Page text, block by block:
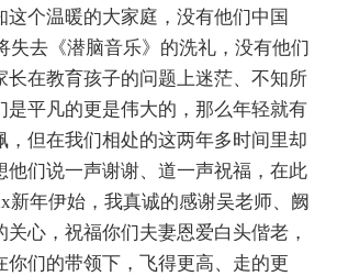
这个温暖的大家庭，没有他们中国
失去《潜脑音乐》的洗礼，没有他们
长在教育孩子的问题上迷茫、不知所
平凡的更是伟大的，那么年轻就有
，但在我们相处的这两年多时间里却
他们说一声谢谢、道一声祝福，在此
新年伊始，我真诚的感谢吴老师、阙
心，祝福你们夫妻恩爱白头偕老，
你们的带领下，飞得更高、走的更